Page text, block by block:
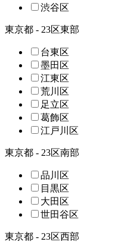
渋谷区
東京都 - 23区東部
台東区
墨田区
江東区
荒川区
足立区
葛飾区
江戸川区
東京都 - 23区南部
品川区
目黒区
大田区
世田谷区
東京都 - 23区西部